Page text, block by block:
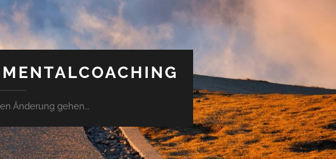
Änderung gehen...